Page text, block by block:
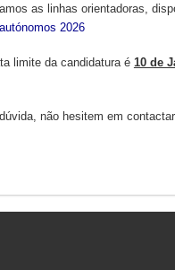
as linhas orientadoras,
2026
limite da candidatura é 10 de
não hesitem em contactar